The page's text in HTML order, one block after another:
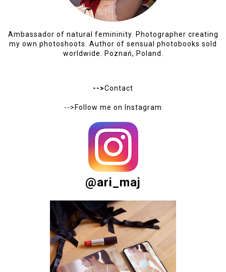
Ambassador of natural femininity. Photographer creating
my own photoshoots. Author of sensual photobooks sold
worldwide. Poznań, Poland.
-->Contact
-->Follow me on Instagram
@ari_maj